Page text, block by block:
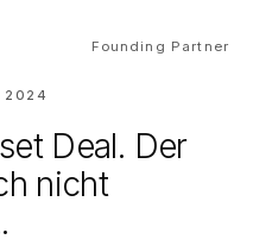
Founding Partner
2024
Deal. Der
nicht